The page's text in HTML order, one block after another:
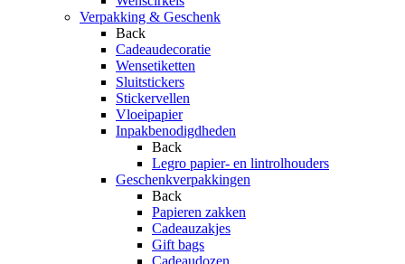
Verpakking & Geschenk
Back
Cadeaudecoratie
Wensetiketten
Sluitstickers
Stickervellen
Vloeipapier
Inpakbenodigdheden
Back
Legro papier- en lintrolhouders
Geschenkverpakkingen
Back
Papieren zakken
Cadeauzakjes
Gift bags
Cadeaudozen